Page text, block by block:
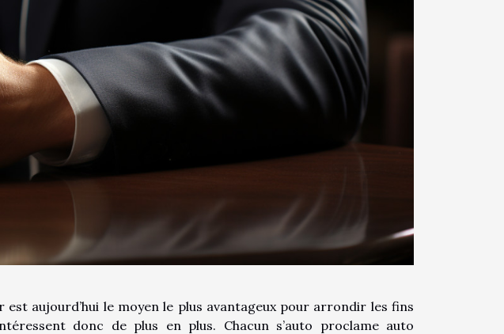
aujourd’hui le moyen le plus avantageux pour arrondir les fins
donc de plus en plus. Chacun s’auto proclame auto